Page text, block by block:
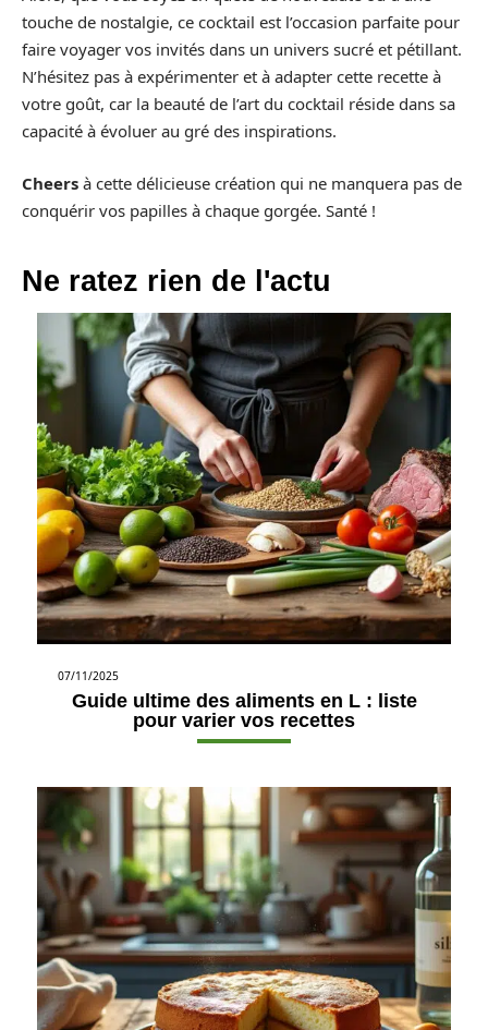
touche de nostalgie, ce cocktail est l’occasion parfaite pour
faire voyager vos invités dans un univers sucré et pétillant.
N’hésitez pas à expérimenter et à adapter cette recette à
votre goût, car la beauté de l’art du cocktail réside dans sa
capacité à évoluer au gré des inspirations.
Cheers à cette délicieuse création qui ne manquera pas de
conquérir vos papilles à chaque gorgée. Santé !
Ne ratez rien de l'actu
07/11/2025
Guide ultime des aliments en L : liste
pour varier vos recettes